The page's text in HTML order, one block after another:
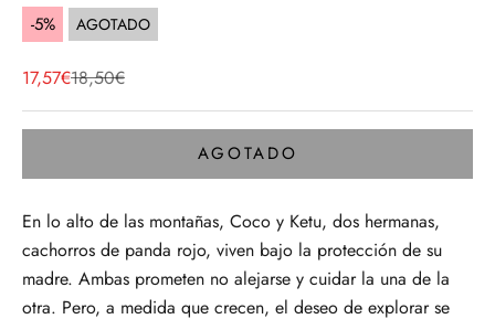
-5% AGOTADO
Precio de oferta
17,57€Precio normal
18,50€
AGOTADO
En lo alto de las montañas, Coco y Ketu, dos hermanas,
cachorros de panda rojo, viven bajo la protección de su
madre. Ambas prometen no alejarse y cuidar la una de la
otra. Pero, a medida que crecen, el deseo de explorar se